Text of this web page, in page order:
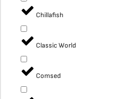
Chillafish
Classic World
Comsed